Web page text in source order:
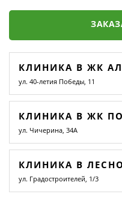
КЛИНИКА В ЖК
ул. 40-летия Победы, 11
КЛИНИКА В ЖК
ул. Чичерина, 34А
КЛИНИКА В
ул. Градостроителей, 1/3